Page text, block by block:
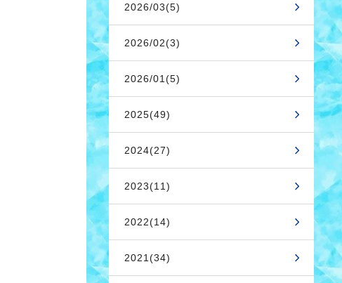
2026/03(5)
2026/02(3)
2026/01(5)
2025(49)
2024(27)
2023(11)
2022(14)
2021(34)